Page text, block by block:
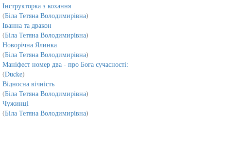
Інструкторка з кохання
(Біла Тетяна Володимирівна)
Іванна та дракон
(Біла Тетяна Володимирівна)
Новорічна Ялинка
(Біла Тетяна Володимирівна)
Маніфест номер два - про Бога сучасності:
(Ducke)
Відносна вічність
(Біла Тетяна Володимирівна)
Чужинці
(Біла Тетяна Володимирівна)